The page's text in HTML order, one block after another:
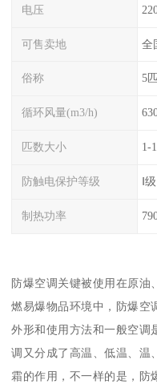
电压
可售卖地 全
俗称 5匹
循环风量(m3/h)
匹数大小 1-
防触电保护等级 Ⅰ级
制热功率
防爆空调关键被使用在原油
燃易爆物品环境中，防爆空
外形和使用方法和一般空调
调又分成了高温、低温、温
霜的作用，不一样的是，防